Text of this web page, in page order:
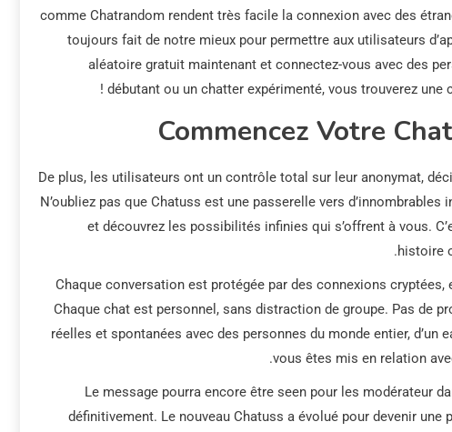
comme Chatrandom rendent très facile la connexion avec des
toujours fait de notre mieux pour permettre aux utilisateurs
aléatoire gratuit maintenant et connectez-vous avec des
débutant ou un chatter expérimenté, vous trouverez
Commencez Votre
De plus, les utilisateurs ont un contrôle total sur leur anonymat,
N’oubliez pas que Chatuss est une passerelle vers
et découvrez les possibilités infinies qui s’offrent à vous.
histoire
Chaque conversation est protégée par des connexions
Chaque chat est personnel, sans distraction de groupe. Pas de
réelles et spontanées avec des personnes du monde entier,
vous êtes mis en relation
Le message pourra encore être seen pour les modérateur
définitivement. Le nouveau Chatuss a évolué pour devenir